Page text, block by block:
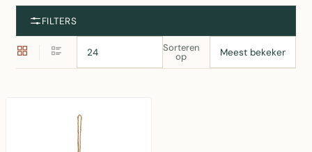
FILTERS
Sorteren
op